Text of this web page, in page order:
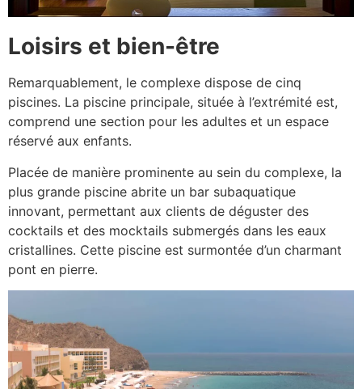
Loisirs et bien-être
Remarquablement, le complexe dispose de cinq
piscines. La piscine principale, située à l’extrémité est,
comprend une section pour les adultes et un espace
réservé aux enfants.
Placée de manière prominente au sein du complexe, la
plus grande piscine abrite un bar subaquatique
innovant, permettant aux clients de déguster des
cocktails et des mocktails submergés dans les eaux
cristallines. Cette piscine est surmontée d’un charmant
pont en pierre.